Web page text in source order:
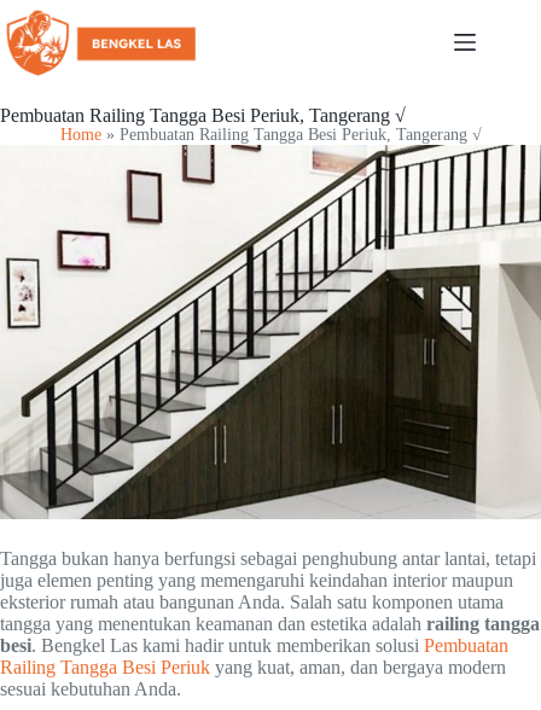
Pembuatan Railing Tangga Besi Periuk, Tangerang √
Home» Pembuatan Railing Tangga Besi Periuk, Tangerang √
Tangga bukan hanya berfungsi sebagai penghubung antar lantai, tetapi
juga elemen penting yang memengaruhi keindahan interior maupun
eksterior rumah atau bangunan Anda. Salah satu komponen utama
tangga yang menentukan keamanan dan estetika adalah railing tangga
besi. Bengkel Las kami hadir untuk memberikan solusi Pembuatan
Railing Tangga Besi Periuk yang kuat, aman, dan bergaya modern
sesuai kebutuhan Anda.